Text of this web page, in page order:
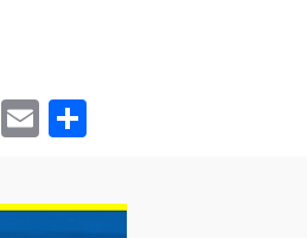
Facebook
Email